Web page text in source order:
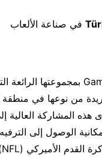
في صناعة الألعاب
من نوعها في
هذه المشاركة العالية
الوصول إلى